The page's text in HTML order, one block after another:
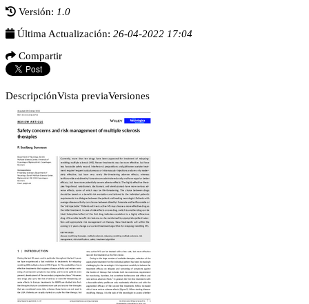
Versión: 1.0
Última Actualización: 26-04-2022 17:04
Compartir
DescripciónVista previaVersiones